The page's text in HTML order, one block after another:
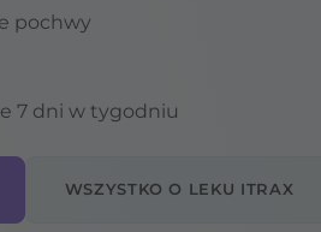
pochwy
7 dni w tygodniu
WSZYSTKO O LEKU ITRAX